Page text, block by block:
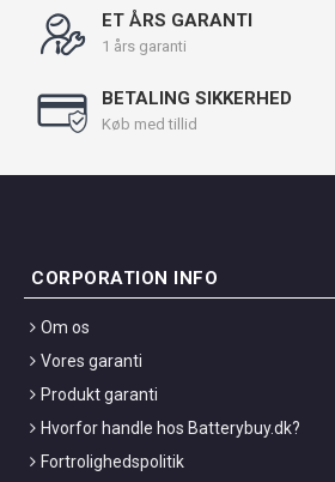
ET ÅRS GARANTI
1 års garanti
BETALING SIKKERHED
Køb med tillid
CORPORATION INFO
Om os
Vores garanti
Produkt garanti
Hvorfor handle hos Batterybuy.dk?
Fortrolighedspolitik